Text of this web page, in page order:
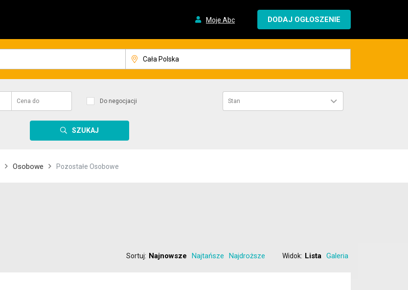
Moje Abc DODAJ OGŁOSZENIE
Cena do Do negocjacji Stan
SZUKAJ
Osobowe Pozostałe Osobowe
Sortuj: Najnowsze Najtańsze Najdroższe Widok: Lista Galeria